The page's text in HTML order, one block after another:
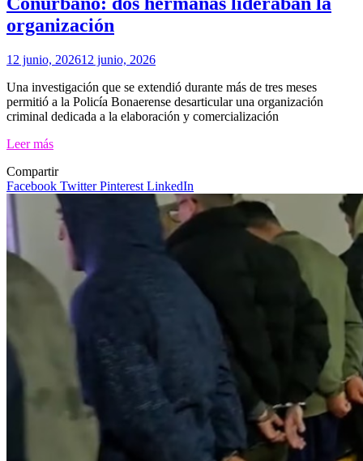
organización
12 junio, 202612 junio, 2026
Una investigación que se extendió durante más de tres meses
permitió a la Policía Bonaerense desarticular una organización
criminal dedicada a la elaboración y comercialización
Leer más
Compartir
Facebook TwitterPinterest LinkedIn